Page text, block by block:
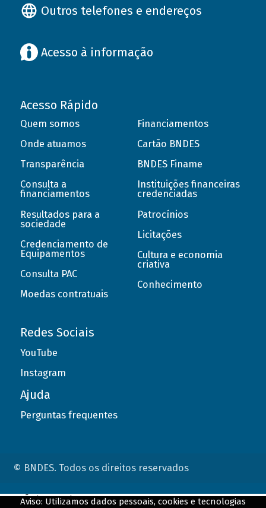
Outros telefones e endereços
Acesso à informação
Acesso Rápido
Quem somos
Onde atuamos
Transparência
Consulta a
financiamentos
Resultados para a
sociedade
Credenciamento de
Equipamentos
Consulta PAC
Moedas contratuais
Financiamentos
Cartão BNDES
BNDES Finame
Instituições financeiras
credenciadas
Patrocínios
Licitações
Cultura e economia
criativa
Conhecimento
Redes Sociais
YouTube
Instagram
Ajuda
Perguntas frequentes
© BNDES. Todos os direitos reservados
Aviso: Utilizamos dados pessoais, cookies e tecnologias
ConteÃºdo complementar